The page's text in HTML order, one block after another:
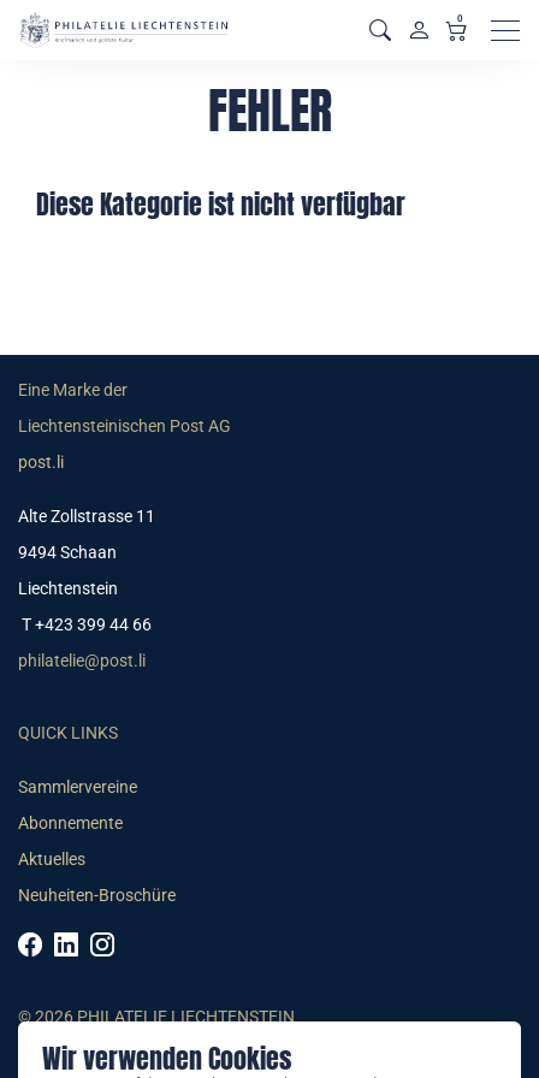
Wir verwenden Cookies
0
FEHLER
Diese Kategorie ist nicht verfügbar
Eine Marke der
Liechtensteinischen Post AG
post.li
Alte Zollstrasse 11
9494 Schaan
Liechtenstein
T +423 399 44 66
philatelie@post.li
QUICK LINKS
Sammlervereine
Abonnemente
Aktuelles
Neuheiten-Broschüre
© 2026 PHILATELIE LIECHTENSTEIN
AGB